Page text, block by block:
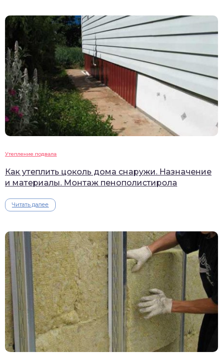
Утепление подвала
Как утеплить цоколь дома снаружи. Назначение
и материалы. Монтаж пенополистирола
Читать далее